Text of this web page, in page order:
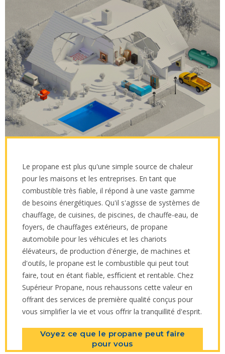
Le propane est plus qu'une simple source de chaleur
pour les maisons et les entreprises. En tant que
combustible très fiable, il répond à une vaste gamme
de besoins énergétiques. Qu'il s'agisse de systèmes de
chauffage, de cuisines, de piscines, de chauffe-eau, de
foyers, de chauffages extérieurs, de propane
automobile pour les véhicules et les chariots
élévateurs, de production d'énergie, de machines et
d'outils, le propane est le combustible qui peut tout
faire, tout en étant fiable, esﬃcient et rentable. Chez
Supérieur Propane, nous rehaussons cette valeur en
offrant des services de première qualité conçus pour
vous simplifier la vie et vous oﬀrir la tranquillité d'esprit.
Voyez ce que le propane peut faire
pour vous